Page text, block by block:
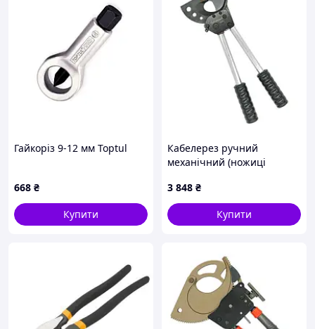
Гайкоріз 9-12 мм Toptul
668 ₴
Купити
Кабелерез ручний
механічний (ножиці
JRCT0040
3 848 ₴
Купити